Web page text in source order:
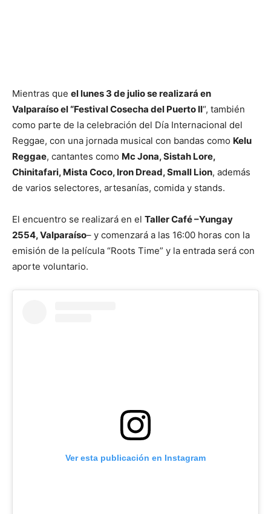
Mientras que el lunes 3 de julio se realizará en
Valparaíso el “Festival Cosecha del Puerto II“, también
como parte de la celebración del Día Internacional del
Reggae, con una jornada musical con bandas como Kelu
Reggae, cantantes como Mc Jona, Sistah Lore,
Chinitafari, Mista Coco, Iron Dread, Small Lion, además
de varios selectores, artesanías, comida y stands.
El encuentro se realizará en el Taller Café –Yungay
2554, Valparaíso– y comenzará a las 16:00 horas con la
emisión de la película “Roots Time” y la entrada será con
aporte voluntario.
Ver esta publicación en Instagram